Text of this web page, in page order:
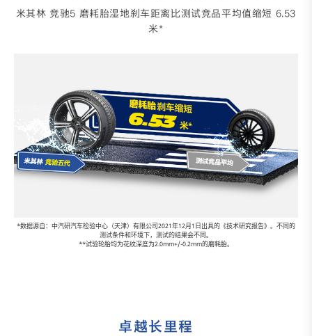
米其林 竞驰5 磨耗胎湿地刹车距离比测试竞品平均值缩短 6.53
米*
*数据源自：中汽研汽车检验中心（天津）有限公司2021年12月1日出具的《技术研究报告》。不同的
测试条件和环境下，测试的结果会不同。
**试验轮胎均为花纹深度为2.0mm+/-0.2mm的磨耗胎。
卓越长里程